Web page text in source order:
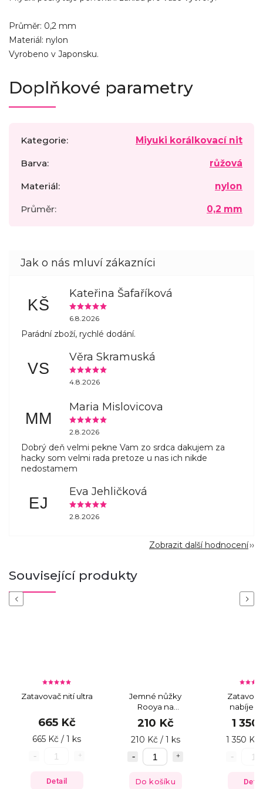
Průměr: 0,2 mm
Materiál: nylon
Vyrobeno v Japonsku.
Doplňkové parametry
Kategorie: Miyuki korálkovací nit
Barva: růžová
Materiál: nylon
Průměr: 0,2 mm
KŠ
Kateřina Šafaříková
6.8.2026
Parádní zboží, rychlé dodání.
VS
Věra Skramuská
4.8.2026
MM
Maria Mislovicova
2.8.2026
Dobrý deň velmi pekne Vam zo srdca dakujem za
hacky som velmi rada pretoze u nas ich nikde
nedostamem
EJ
Eva Jehličková
2.8.2026
Zobrazit další hodnocení
Související produkty
Previous
Zatavovač nití ultra
665 Kč
665 Kč / 1 ks
Detail
Jemné nůžky
Rooya na
korálkování
210 Kč
210 Kč / 1 ks
Do košíku
nabíjecí
1 350
1 350 Kč
Next